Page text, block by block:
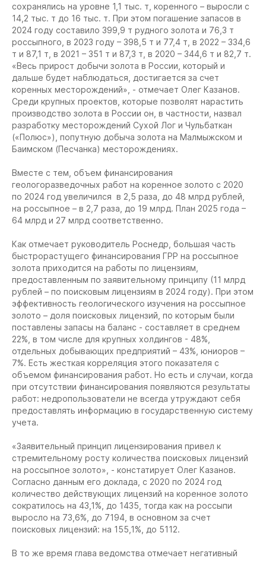
сохранялись на уровне 1,1 тыс. т, коренного – выросли с
14,2 тыс. т до 16 тыс. т. При этом погашение запасов в
2024 году составило 399,9 т рудного золота и 76,3 т
россыпного, в 2023 году – 398,5 т и 77,4 т, в 2022 – 334,6
т и 87,1 т, в 2021 – 351 т и 87,3 т, в 2020 – 344,6 т и 82,7 т.
«Весь прирост добычи золота в России, который и
дальше будет наблюдаться, достигается за счет
коренных месторождений», - отмечает Олег Казанов.
Среди крупных проектов, которые позволят нарастить
производство золота в России он, в частности, назвал
разработку месторождений Сухой Лог и Чульбаткан
(«Полюс»), попутную добыча золота на Малмыжском и
Баимском (Песчанка) месторождениях.
Вместе с тем, объем финансирования
геологоразведочных работ на коренное золото с 2020
по 2024 год увеличился в 2,5 раза, до 48 млрд рублей,
на россыпное – в 2,7 раза, до 19 млрд. План 2025 года –
64 млрд и 27 млрд соответственно.
Как отмечает руководитель Роснедр, большая часть
быстрорастущего финансирования ГРР на россыпное
золота приходится на работы по лицензиям,
предоставленным по заявительному принципу (11 млрд
рублей – по поисковым лицензиям в 2024 году). При этом
эффективность геологического изучения на россыпное
золото – доля поисковых лицензий, по которым были
поставлены запасы на баланс - составляет в среднем
22%, в том числе для крупных холдингов - 48%,
отдельных добывающих предприятий – 43%, юниоров –
7%. Есть жесткая корреляция этого показателя с
объемом финансирования работ. Но есть и случаи, когда
при отсутствии финансирования появляются результаты
работ: недропользователи не всегда утруждают себя
предоставлять информацию в государственную систему
учета.
«Заявительный принцип лицензирования привел к
стремительному росту количества поисковых лицензий
на россыпное золото», - констатирует Олег Казанов.
Согласно данным его доклада, с 2020 по 2024 год
количество действующих лицензий на коренное золото
сократилось на 43,1%, до 1435, тогда как на россыпи
выросло на 73,6%, до 7194, в основном за счет
поисковых лицензий: на 155,1%, до 5112.
В то же время глава ведомства отмечает негативный